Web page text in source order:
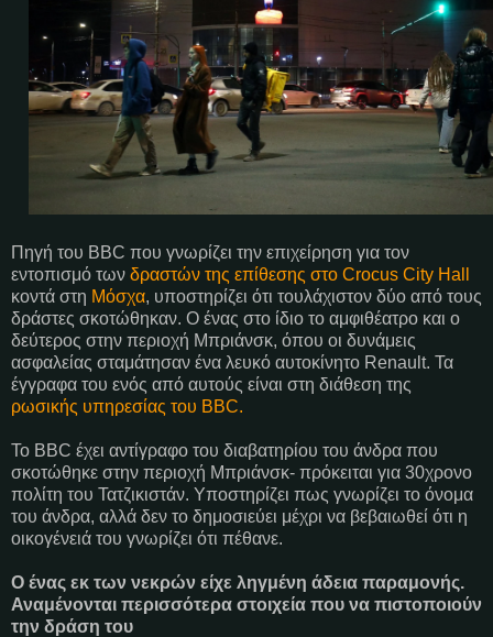
Πηγή του BBC που γνωρίζει την επιχείρηση για τον
εντοπισμό των δραστών της επίθεσης στο Crocus City Hall
κοντά στη Μόσχα, υποστηρίζει ότι τουλάχιστον δύο από τους
δράστες σκοτώθηκαν. Ο ένας στο ίδιο το αμφιθέατρο και ο
δεύτερος στην περιοχή Μπριάνσκ, όπου οι δυνάμεις
ασφαλείας σταμάτησαν ένα λευκό αυτοκίνητο Renault. Τα
έγγραφα του ενός από αυτούς είναι στη διάθεση της
ρωσικής υπηρεσίας του BBC.
Το BBC έχει αντίγραφο του διαβατηρίου του άνδρα που
σκοτώθηκε στην περιοχή Μπριάνσκ- πρόκειται για 30χρονο
πολίτη του Τατζικιστάν. Υποστηρίζει πως γνωρίζει το όνομα
του άνδρα, αλλά δεν το δημοσιεύει μέχρι να βεβαιωθεί ότι η
οικογένειά του γνωρίζει ότι πέθανε.
Ο ένας εκ των νεκρών είχε ληγμένη άδεια παραμονής.
Αναμένονται περισσότερα στοιχεία που να πιστοποιούν
την δράση του